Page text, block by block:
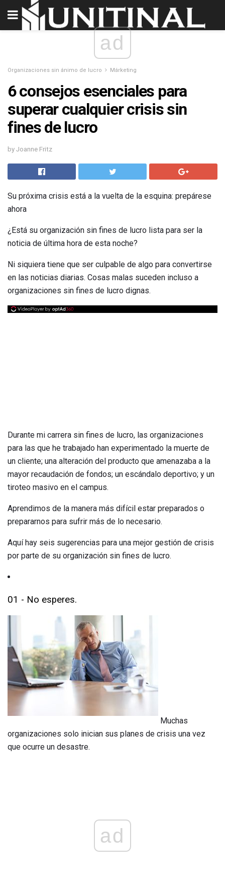
ad
Organizaciones sin ánimo de lucro Márketing
6 consejos esenciales para
superar cualquier crisis sin
fines de lucro
by Joanne Fritz
Su próxima crisis está a la vuelta de la esquina: prepárese
ahora
¿Está su organización sin fines de lucro lista para ser la
noticia de última hora de esta noche?
Ni siquiera tiene que ser culpable de algo para convertirse
en las noticias diarias. Cosas malas suceden incluso a
organizaciones sin fines de lucro dignas.
Durante mi carrera sin fines de lucro, las organizaciones
para las que he trabajado han experimentado la muerte de
un cliente; una alteración del producto que amenazaba a la
mayor recaudación de fondos; un escándalo deportivo; y un
tiroteo masivo en el campus.
Aprendimos de la manera más difícil estar preparados o
prepararnos para sufrir más de lo necesario.
Aquí hay seis sugerencias para una mejor gestión de crisis
por parte de su organización sin fines de lucro.
01 - No esperes.
Muchas
organizaciones solo inician sus planes de crisis una vez
que ocurre un desastre.
ad